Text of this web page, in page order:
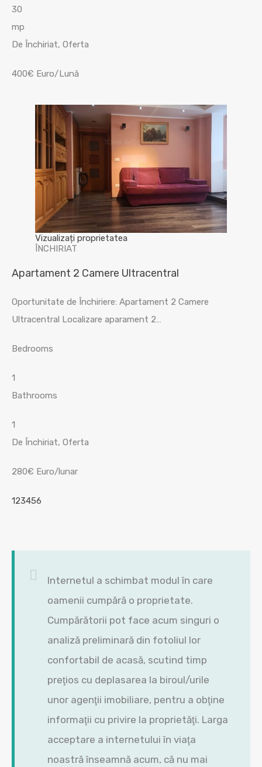
30
mp
De Închiriat, Oferta
400€ Euro/Lună
Vizualizați proprietatea
ÎNCHIRIAT
Apartament 2 Camere Ultracentral
Oportunitate de Închiriere: Apartament 2 Camere
Ultracentral Localizare aparament 2…
Bedrooms
1
Bathrooms
1
De Închiriat, Oferta
280€ Euro/lunar
123456
Internetul a schimbat modul în care
oamenii cumpără o proprietate.
Cumpărătorii pot face acum singuri o
analiză preliminară din fotoliul lor
confortabil de acasă, scutind timp
preţios cu deplasarea la biroul/urile
unor agenţii imobiliare, pentru a obţine
informaţii cu privire la proprietăţi. Larga
acceptare a internetului în viaţa
noastră înseamnă acum, că nu mai